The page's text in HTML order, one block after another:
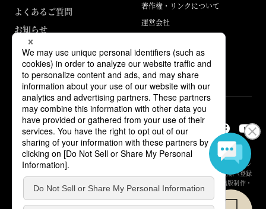
よくあるご質問
お知らせ
著作権・リンクについて
運営会社
ABJマークは、この電子書店・電子書籍配信サービスが、著作権者からコン
テンツ使用許諾を得た正規版配信サービスであることを示す登録商標（登録
番号 第6091713号）です。詳しくは［ABJマーク］または［電子出版制作・
流通協議会］で検索してください。